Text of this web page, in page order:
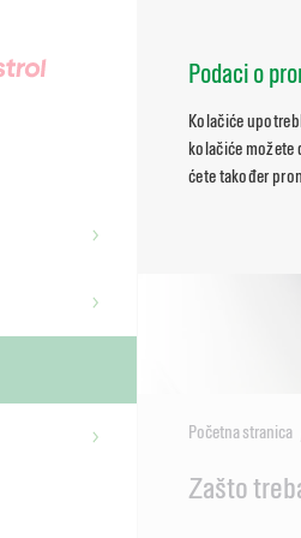
Podaci o
Kolačiće
kolačiće možete
ćete također
Početna stranica
Zašto